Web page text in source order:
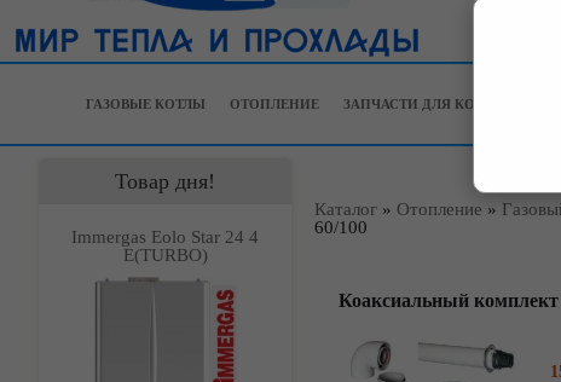
ГАЗОВЫЕ КОТЛЫ ОТОПЛЕНИЕ ЗАПЧАСТИ ДЛЯ КОТЛОВ
Товар дня!
Immergas Eolo Star 24 4
Е(TURBO)
Каталог » Отопление »
60/100
Коаксиальный комплект